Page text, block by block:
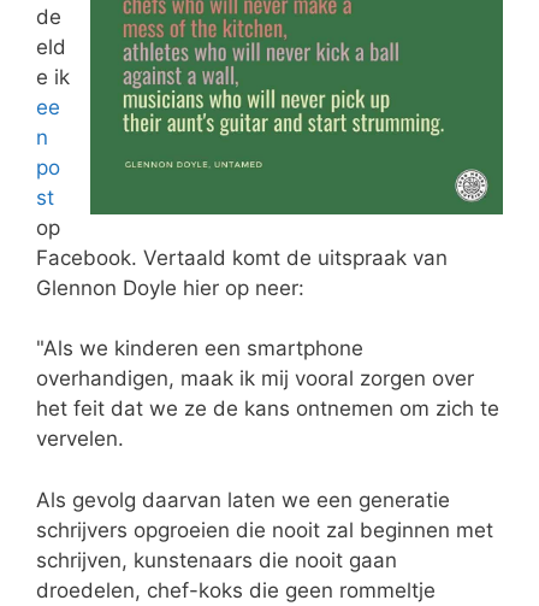
de
eld
e ik
ee
n
po
st
op
Facebook. Vertaald komt de uitspraak van
Glennon Doyle hier op neer:
"Als we kinderen een smartphone
overhandigen, maak ik mij vooral zorgen over
het feit dat we ze de kans ontnemen om zich te
vervelen.
Als gevolg daarvan laten we een generatie
schrijvers opgroeien die nooit zal beginnen met
schrijven, kunstenaars die nooit gaan
droedelen, chef-koks die geen rommeltje